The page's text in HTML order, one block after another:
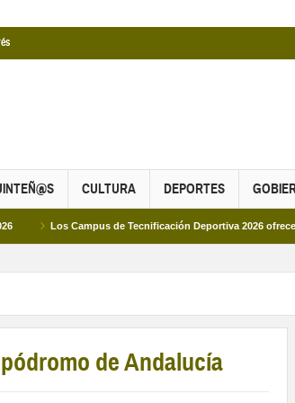
CULTURA DEPORTES
Campus de Tecnificación Deportiva 2026 ofrecen cuatro
de Andalucía